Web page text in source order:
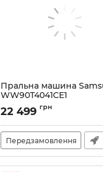
Пральна машина
WW90T4041CE1
Артикул:A137411
22 499 грн
Передзамовлення